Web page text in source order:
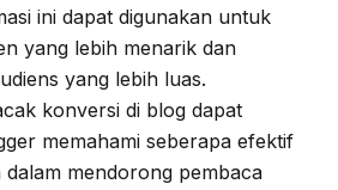
ini dapat digunakan untuk
yang lebih menarik dan
yang lebih luas.
konversi di blog dapat
memahami seberapa efektif
mendorong pembaca